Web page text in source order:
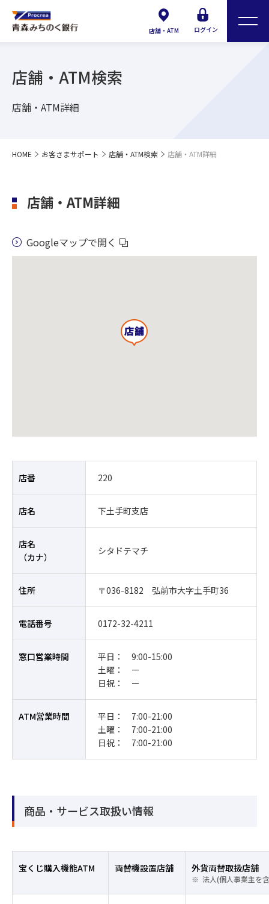
店舗・ATM ログイン
店舗・ATM検索
店舗・ATM詳細
HOME お客さまサポート 店舗・ATM検索 店舗・ATM詳細
店舗・ATM詳細
Googleマップで開く
店番 220
店名 下土手町支店
店名
（カナ）
シタドテマチ
住所 〒036-8182 弘前市大字土手町36
電話番号 0172-32-4211
窓口営業時間
平日： 9:00-15:00
土曜： ー
日祝： ー
ATM営業時間
平日： 7:00-21:00
土曜： 7:00-21:00
日祝： 7:00-21:00
商品・サービス取扱い情報
宝くじ購入機能ATM 両替機設置店舗 外貨両替取扱店舗
法人(個人事業主を